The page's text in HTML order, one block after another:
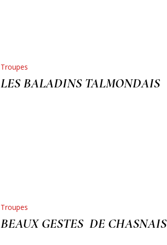
Troupes
LES BALADINS TALMONDAIS
Troupes
BEAUX GESTES DE CHASNAIS